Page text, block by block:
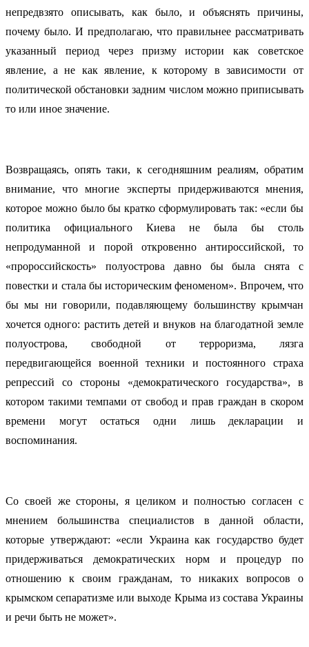
непредвзято описывать, как было, и объяснять причины,
почему было. И предполагаю, что правильнее рассматривать
указанный период через призму истории как советское
явление, а не как явление, к которому в зависимости от
политической обстановки задним числом можно приписывать
то или иное значение.
Возвращаясь, опять таки, к сегодняшним реалиям, обратим
внимание, что многие эксперты придерживаются мнения,
которое можно было бы кратко сформулировать так: «если бы
политика официального Киева не была бы столь
непродуманной и порой откровенно антироссийской, то
«пророссийскость» полуострова давно бы была снята с
повестки и стала бы историческим феноменом». Впрочем, что
бы мы ни говорили, подавляющему большинству крымчан
хочется одного: растить детей и внуков на благодатной земле
полуострова, свободной от терроризма, лязга
передвигающейся военной техники и постоянного страха
репрессий со стороны «демократического государства», в
котором такими темпами от свобод и прав граждан в скором
времени могут остаться одни лишь декларации и
воспоминания.
Со своей же стороны, я целиком и полностью согласен с
мнением большинства специалистов в данной области,
которые утверждают: «если Украина как государство будет
придерживаться демократических норм и процедур по
отношению к своим гражданам, то никаких вопросов о
крымском сепаратизме или выходе Крыма из состава Украины
и речи быть не может».